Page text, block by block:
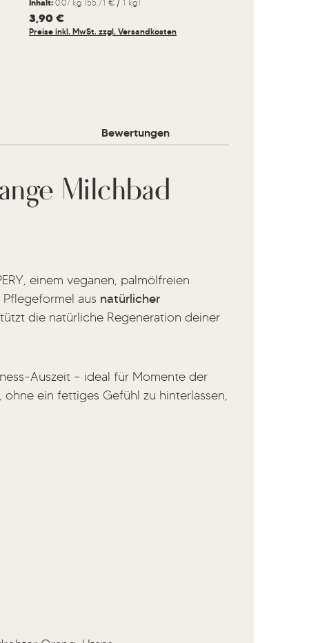
Inhalt: 0.07 kg (55,71 € / 1 kg)
Regulärer Preis:
3,90 €
Preise inkl. MwSt. zzgl. Versandkosten
Bewertungen
Milchbad
einem veganen, palmölfreien
aus natürlicher
die natürliche Regeneration deiner
– ideal für Momente der
ein fettiges Gefühl zu hinterlassen,